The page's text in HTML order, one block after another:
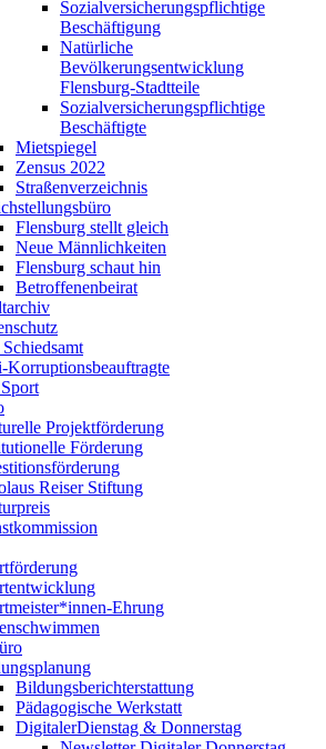
Sozialversicherungspflichtige
Beschäftigung
Natürliche
Bevölkerungsentwicklung
Flensburg-Stadtteile
Sozialversicherungspflichtige
Beschäftigte
Mietspiegel
Zensus 2022
Straßenverzeichnis
Flensburg stellt gleich
Neue Männlichkeiten
Flensburg schaut hin
Betroffenenbeirat
Korruptionsbeauftragte
Projektförderung
Förderung
Reiser Stiftung
Ehrung
Bildungsberichterstattung
Pädagogische Werkstatt
DigitalerDienstag & Donnerstag